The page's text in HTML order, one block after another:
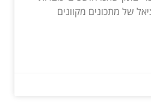
של מתכונים מקוונים